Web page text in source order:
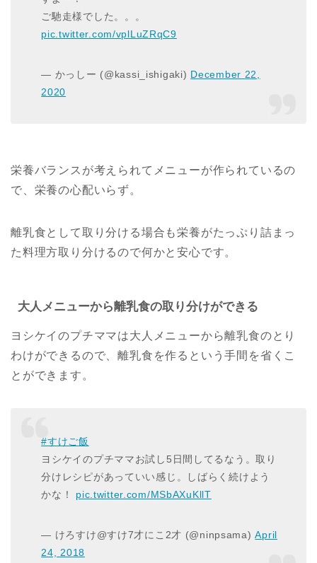
ご馳走様でした。。。
pic.twitter.com/vplLuZRqC9
— かっしー (@kassi_ishigaki) December 22,
2020
栄養バランスが考えられてメニューが作られているの
で、栄養の心配いらず。
離乳食として取り分ける場合も栄養がたっぷり詰まっ
た料理方取り分けるので何かと安心です。
大人メニューから離乳食の取り分けができる
ヨシケイのプチママは大人メニューから離乳食のとり
わけができるので、離乳食を作るという手間を省くこ
とができます。
#すけご飯
ヨシケイのプチママお試し5日間してるなう。取り
分けレシピがあっていい感じ。しばらく続けよう
かな！ pic.twitter.com/MSbAXuKllT
— けろすけ@すけ7才にこ2才 (@ninpsama)April
24, 2018